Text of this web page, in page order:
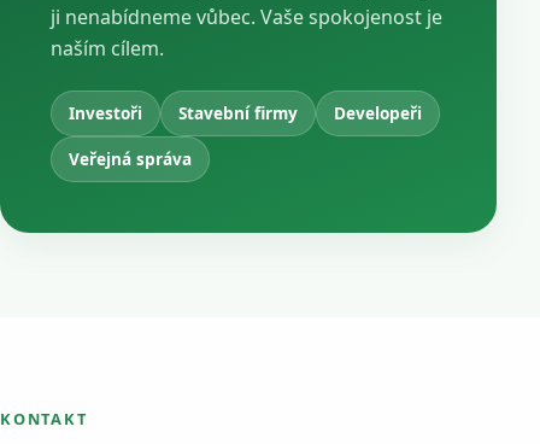
ji nenabídneme vůbec. Vaše spokojenost je
naším cílem.
Investoři Stavební firmy
Developeři
Veřejná správa
KONTAKT